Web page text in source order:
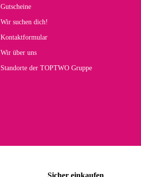
Hans E
Gutscheine
Wir suchen dich!
Kontaktformular
Wir über uns
Standorte der TOPTWO Gruppe
Sicher einkaufen